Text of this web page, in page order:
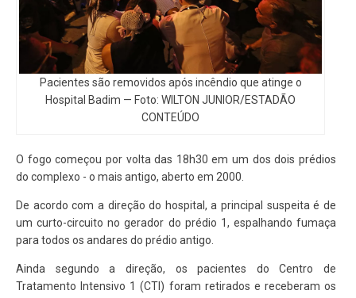
Pacientes são removidos após incêndio que atinge o
Hospital Badim — Foto: WILTON JUNIOR/ESTADÃO
CONTEÚDO
O fogo começou por volta das 18h30 em um dos dois prédios
do complexo - o mais antigo, aberto em 2000.
De acordo com a direção do hospital, a principal suspeita é de
um curto-circuito no gerador do prédio 1, espalhando fumaça
para todos os andares do prédio antigo.
Ainda segundo a direção, os pacientes do Centro de
Tratamento Intensivo 1 (CTI) foram retirados e receberam os